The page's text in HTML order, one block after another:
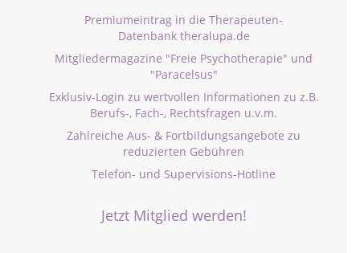
Premiumeintrag in die Therapeuten-
Datenbank theralupa.de
Mitgliedermagazine "Freie Psychotherapie" und
"Paracelsus"
Exklusiv-Login zu wertvollen Informationen zu z.B.
Berufs-, Fach-, Rechtsfragen u.v.m.
Zahlreiche Aus- & Fortbildungsangebote zu
reduzierten Gebühren
Telefon- und Supervisions-Hotline
Jetzt Mitglied werden!